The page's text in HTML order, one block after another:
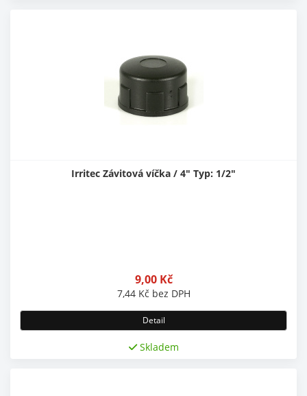
Irritec Závitová víčka / 4" Typ: 1/2"
9,00 Kč
7,44 Kč bez DPH
Detail
Skladem